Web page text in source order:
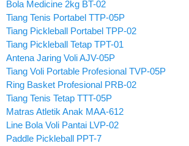
Bola Medicine 2kg BT-02
Tiang Tenis Portabel TTP-05P
Tiang Pickleball Portabel TPP-02
Tiang Pickleball Tetap TPT-01
Antena Jaring Voli AJV-05P
Tiang Voli Portable Profesional TVP-05P
Ring Basket Profesional PRB-02
Tiang Tenis Tetap TTT-05P
Matras Atletik Anak MAA-612
Line Bola Voli Pantai LVP-02
Paddle Pickleball PPT-7